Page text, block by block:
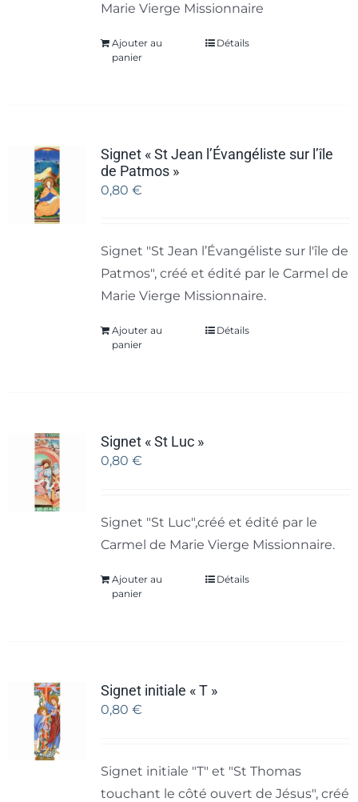
Marie Vierge Missionnaire
Ajouter au
panier
Détails
Signet « St Jean l’Évangéliste sur l’île
de Patmos »
0,80 €
Signet "St Jean l’Évangéliste sur l'île de
Patmos", créé et édité par le Carmel de
Marie Vierge Missionnaire.
Ajouter au
panier
Détails
Signet « St Luc »
0,80 €
Signet "St Luc",créé et édité par le
Carmel de Marie Vierge Missionnaire.
Ajouter au
panier
Détails
Signet initiale « T »
0,80 €
Signet initiale "T" et "St Thomas
touchant le côté ouvert de Jésus", créé